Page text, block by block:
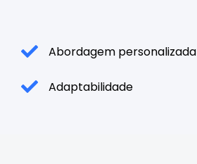
Abordagem personalizada
Adaptabilidade